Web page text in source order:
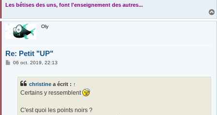
Les bétises des uns, font l'enseignement des autres...
Oly
Re: Petit "UP"
M06 oct. 2019, 22:13
christine a écrit : ↑
Certains y ressemblent
C'est quoi les points noirs ?